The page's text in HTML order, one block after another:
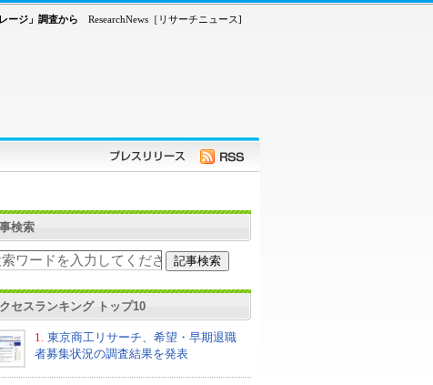
ResearchNews［リサーチニュース]
ージ」調査から
検索
セスランキング トップ10
1.
東京商工リサーチ、希望・早期退職
者募集状況の調査結果を発表